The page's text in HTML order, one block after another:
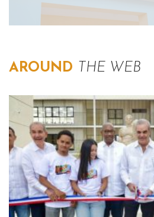
AROUND THE WEB